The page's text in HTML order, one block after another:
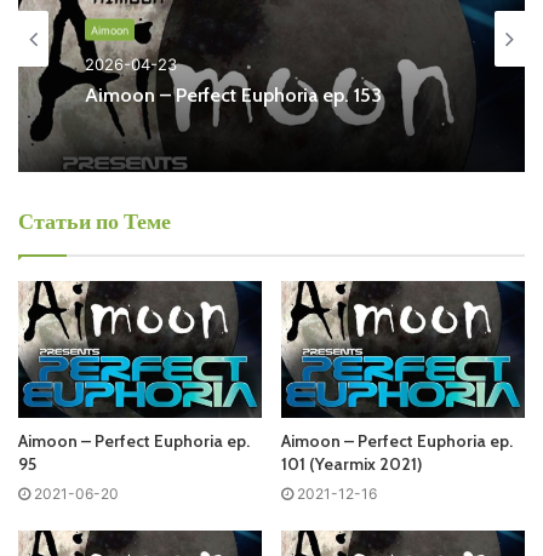
Euphoria онлайн бесплатно
На сайтеTrance Century RadioВы можете бесплатно
слушать онлайн песни и радиошоу Aimoon
– Perfect
Euphoria в формате mp3. Лучшая музыкальная подборка
Ближайший эфир:
Понедельник
Запись выпусков
Aimoon
2026-04-23
Aimoon – Perfect Euphoria ep. 153
Статьи по Теме
Aimoon – Perfect Euphoria ep.
95
2021-06-20
Aimoon – Perfect Euphoria ep.
101 (Yearmix 2021)
2021-12-16